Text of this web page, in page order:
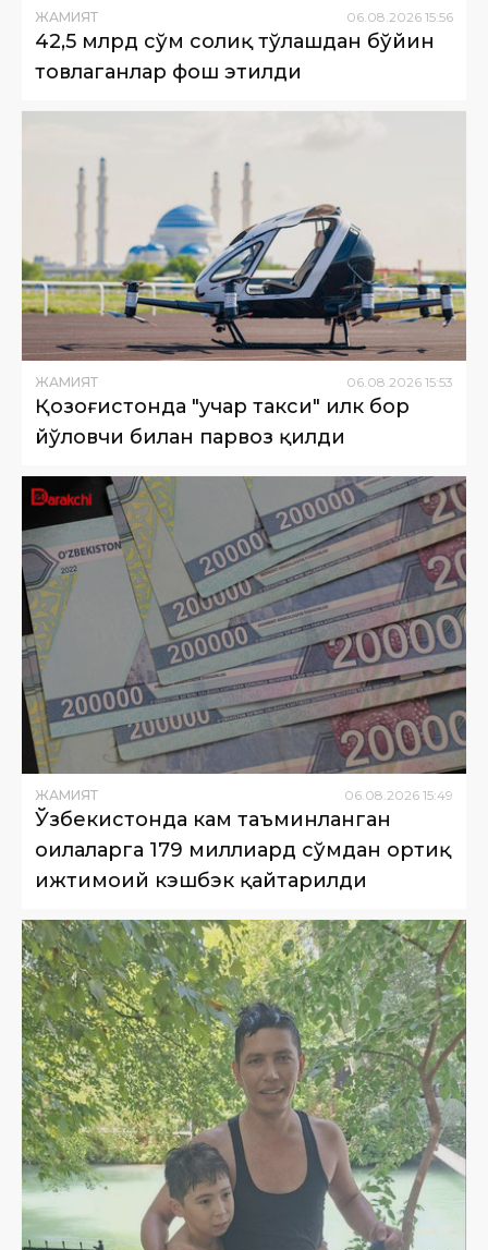
ЖАМИЯТ 06 08 2026 15:56
42,5 млрд сўм солиқ тўлашдан бўйин
товлаганлар фош этилди
ЖАМИЯТ 06.08.2026 15:53
Қозоғистонда "учар такси" илк бор
йўловчи билан парвоз қилди
ЖАМИЯТ 06 08 2026 15:49
Ўзбекистонда кам таъминланган
оилаларга 179 миллиард сўмдан ортиқ
ижтимоий кэшбэк қайтарилди